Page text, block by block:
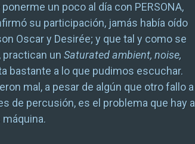
un poco al día con PERSONA,
su participación, jamás había oído
Oscar y Desirée; y que tal y como se
practican un Saturated ambient, noise,
bastante a lo que pudimos escuchar.
mal, a pesar de algún que otro fallo a
de percusión, es el problema que hay a
máquina.